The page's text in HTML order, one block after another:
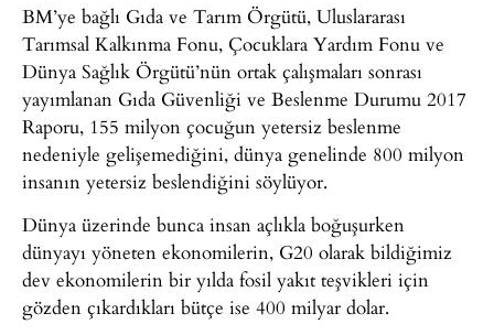
BM’ye bağlı Gıda ve Tarım Örgütü, Uluslararası
Tarımsal Kalkınma Fonu, Çocuklara Yardım Fonu ve
Dünya Sağlık Örgütü’nün ortak çalışmaları sonrası
yayımlanan Gıda Güvenliği ve Beslenme Durumu 2017
Raporu, 155 milyon çocuğun yetersiz beslenme
nedeniyle gelişemediğini, dünya genelinde 800 milyon
insanın yetersiz beslendiğini söylüyor.
Dünya üzerinde bunca insan açlıkla boğuşurken
dünyayı yöneten ekonomilerin, G20 olarak bildiğimiz
dev ekonomilerin bir yılda fosil yakıt teşvikleri için
gözden çıkardıkları bütçe ise 400 milyar dolar.